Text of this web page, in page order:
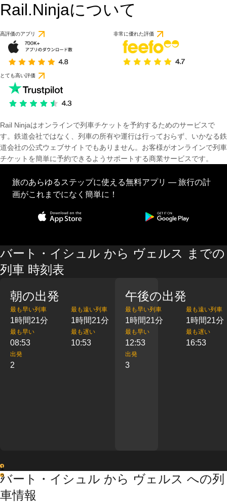
Rail.Ninjaについて
高評価のアプリ 非常に優れた評価
とても高い評価
Rail Ninjaはオンラインで列車チケットを予約するためのサービスで
す。鉄道会社ではなく、列車の所有や運行は行っておらず、いかなる鉄
道会社の公式ウェブサイトでもありません。お客様がオンラインで列車
チケットを簡単に予約できるようサポートする商業サービスです。
旅のあらゆるステップに使える無料アプリ — 旅行の計
画がこれまでになく簡単に！
バート・イシュル から ヴェルス までの
列車 時刻表
朝の出発
最も早い列車
1時間21分
最も遠い列車
1時間21分
最も早い
08:53
最も遅い
10:53
出発
2
午後の出発
最も早い列車
1時間21分
最も遠い列車
1時間21分
最も早い
12:53
最も遅い
16:53
出発
3
1
2
バート・イシュル から ヴェルス への列
車情報